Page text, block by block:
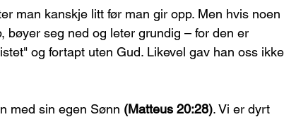
man kanskje litt før man gir opp. Men hvis noen
bøyer seg ned og leter grundig – for den er
og fortapt uten Gud. Likevel gav han oss ikke
med sin egen Sønn (Matteus 20:28). Vi er dyrt